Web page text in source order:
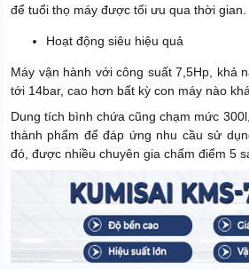
để tuổi thọ máy được tối ưu qua thời gian.
Hoạt động siêu hiệu quả
Máy vận hành với công suất 7,5Hp, khả
tới 14bar, cao hơn bất kỳ con máy nào
Dung tích bình chứa cũng chạm mức
thành phẩm để đáp ứng nhu cầu sử
đó, được nhiều chuyên gia chấm điểm 5